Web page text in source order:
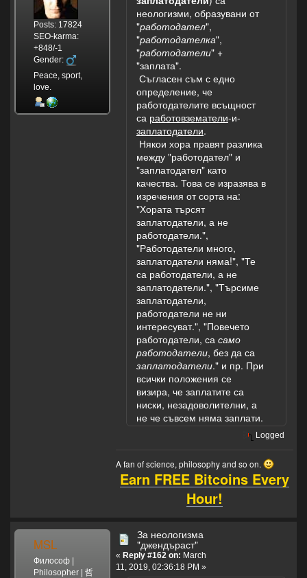
Posts: 17824
SEO-karma:
+848/-1
Gender:
Peace, sport,
love.
неологизми, образувани от
"работодател",
"работодателка",
"работодатели" +
"заплата".
Съгласен съм с едно
определение, че
работодателите всъщност
са работовзематели-и-
заплатодатели.
Някои хора правят разлика
между "работодател" и
"заплатодател" като
качества. Това се изразява в
изречения от сорта на:
"Хората търсят
заплатодатели, а не
работодатели.",
"Работодатели много,
заплатодатели няма!", "Те
са работодатели, а не
заплатодатели.", "Търсиме
заплатодатели,
работодатели не ни
интересуват.", "Повечето
работодатели, са само
работодатели, без да са
заплатодатели." и пр. При
всички положения се
визира, че заплатите са
ниски, незадоволителни, а
не че съвсем няма заплати.
Logged
A fan of science, philosophy and so on.
Earn FREE Bitcoins Every
Hour!
MSL
Философ |
Philosopher | 哲
За неологизма
"джендъраст"
« Reply #162 on: March
11, 2019, 02:36:18 PM »